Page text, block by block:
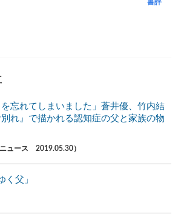
書評
を忘れてしまいました」蒼井優、竹内結
れ』で描かれる認知症の父と家族の物
ュース 2019.05.30）
く父」